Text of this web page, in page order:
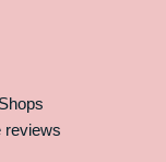
reviews